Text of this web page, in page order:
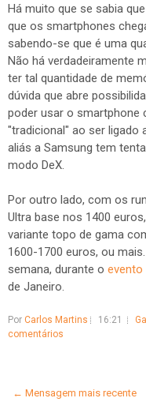
Há muito que se sabia
que os smartphones
sabendo-se que é uma
Não há verdadeiramente
ter tal quantidade de
dúvida que abre
poder usar o
"tradicional" ao ser ligado
aliás a Samsung tem
modo DeX.
Por outro lado, com os
Ultra base nos 1400
variante topo de gama
1600-1700 euros, ou
semana, durante o evento
de Janeiro.
Por Carlos Martins 16:21
comentários
← Mensagem mais recente